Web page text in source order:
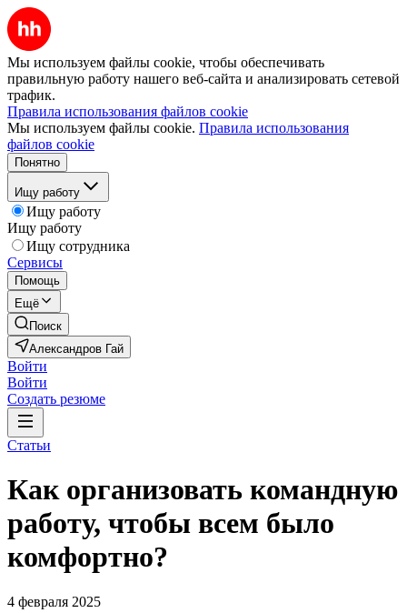
Мы используем файлы cookie, чтобы обеспечивать
правильную работу нашего веб-сайта и анализировать сетевой
трафик.
Правила использования файлов cookie
Мы используем файлы cookie. Правила использования
файлов cookie
Понятно
Ищу работу
Ищу работу
Ищу работу
Ищу сотрудника
Сервисы
Помощь
Ещё
Поиск
Александров Гай
Войти
Войти
Создать резюме
Статьи
Как организовать командную
работу, чтобы всем было
комфортно?
4 февраля 2025